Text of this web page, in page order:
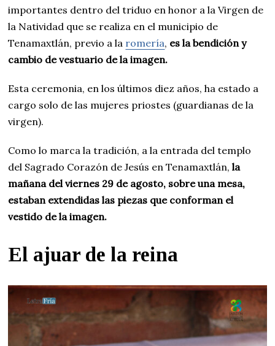
importantes dentro del triduo en honor a la Virgen de
la Natividad que se realiza en el municipio de
Tenamaxtlán, previo a la romería, es la bendición y
cambio de vestuario de la imagen.
Esta ceremonia, en los últimos diez años, ha estado a
cargo solo de las mujeres priostes (guardianas de la
virgen).
Como lo marca la tradición, a la entrada del templo
del Sagrado Corazón de Jesús en Tenamaxtlán,la
mañana del viernes 29 de agosto, sobre una mesa,
estaban extendidas las piezas que conforman el
vestido de la imagen.
El ajuar de la reina